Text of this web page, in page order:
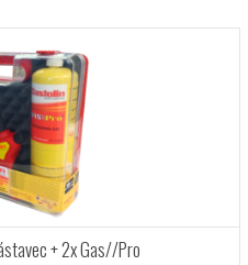
+ 2x Gas//Pro